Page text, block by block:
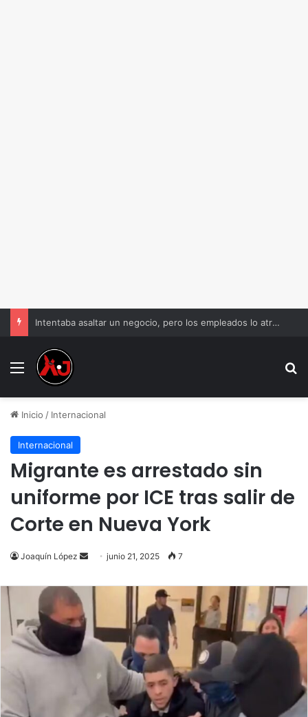
Intentaba asaltar un negocio, pero los empleados lo atraparon en Juárez
Menu
Inicio / Internacional
Internacional
Migrante es arrestado sin
uniforme por ICE tras salir de
Corte en Nueva York
Joaquín López
Send
email
junio 21, 2025 7